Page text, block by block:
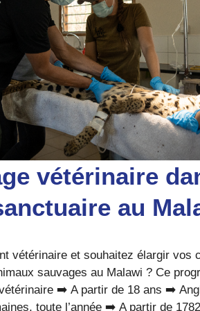
vétérinaire
au
vétérinaire et souhaitez élargir vos
sauvages au Malawi ? Ce
➡️ A partir de 18 ans ➡️
toute l’année ➡️ A partir de